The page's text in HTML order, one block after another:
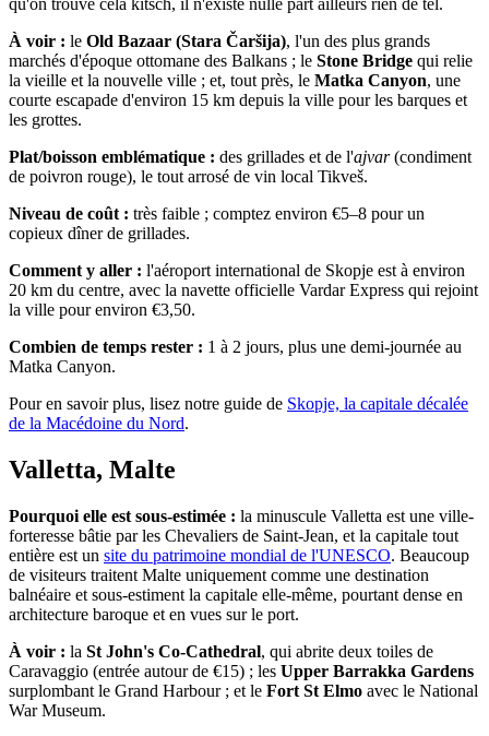
qu'on trouve cela kitsch, il n'existe nulle part ailleurs rien de tel.
À voir : le Old Bazaar (Stara Čaršija), l'un des plus grands
marchés d'époque ottomane des Balkans ; le Stone Bridge qui relie
la vieille et la nouvelle ville ; et, tout près, le Matka Canyon, une
courte escapade d'environ 15 km depuis la ville pour les barques et
les grottes.
Plat/boisson emblématique : des grillades et de l'ajvar(condiment
de poivron rouge), le tout arrosé de vin local Tikveš.
Niveau de coût : très faible ; comptez environ €5–8 pour un
copieux dîner de grillades.
Comment y aller : l'aéroport international de Skopje est à environ
20 km du centre, avec la navette officielle Vardar Express qui rejoint
la ville pour environ €3,50.
Combien de temps rester : 1 à 2 jours, plus une demi-journée au
Matka Canyon.
Pour en savoir plus, lisez notre guide de Skopje, la capitale décalée
de la Macédoine du Nord.
Valletta, Malte
Pourquoi elle est sous-estimée : la minuscule Valletta est une ville-
forteresse bâtie par les Chevaliers de Saint-Jean, et la capitale tout
entière est un site du patrimoine mondial de l'UNESCO. Beaucoup
de visiteurs traitent Malte uniquement comme une destination
balnéaire et sous-estiment la capitale elle-même, pourtant dense en
architecture baroque et en vues sur le port.
À voir : la St John's Co-Cathedral, qui abrite deux toiles de
Caravaggio (entrée autour de €15) ; les Upper Barrakka Gardens
surplombant le Grand Harbour ; et le Fort St Elmo avec le National
War Museum.